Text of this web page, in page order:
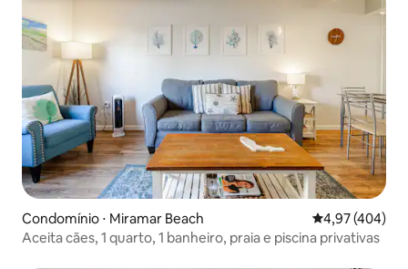
Condomínio ⋅ Miramar Beach 4,97 de uma
4,97 (404)
Aceita cães, 1 quarto, 1 banheiro, praia e piscina privativas